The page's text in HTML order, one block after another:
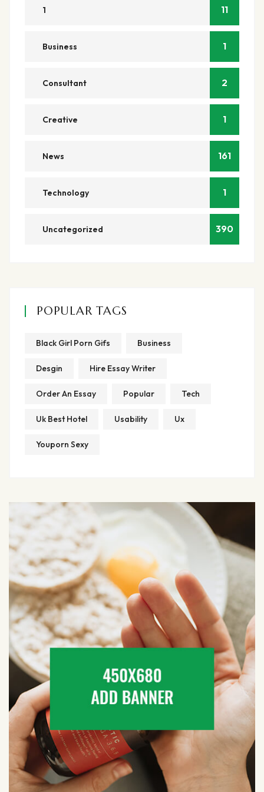
1 11
Business 1
Consultant 2
Creative 1
News 161
Technology 1
Uncategorized 390
POPULAR TAGS
Black Girl Porn Gifs Business
Desgin Hire Essay Writer
Order An Essay Popular Tech
Uk Best Hotel Usability Ux
Youporn Sexy